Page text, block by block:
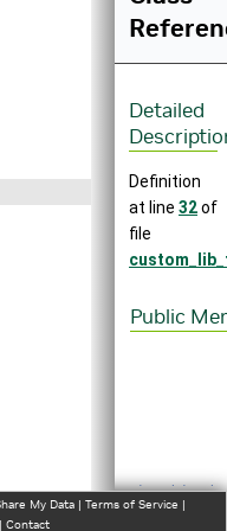
Detailed
Definition
at line 32of
file
Public
My Data | Terms of Service |
| Contact